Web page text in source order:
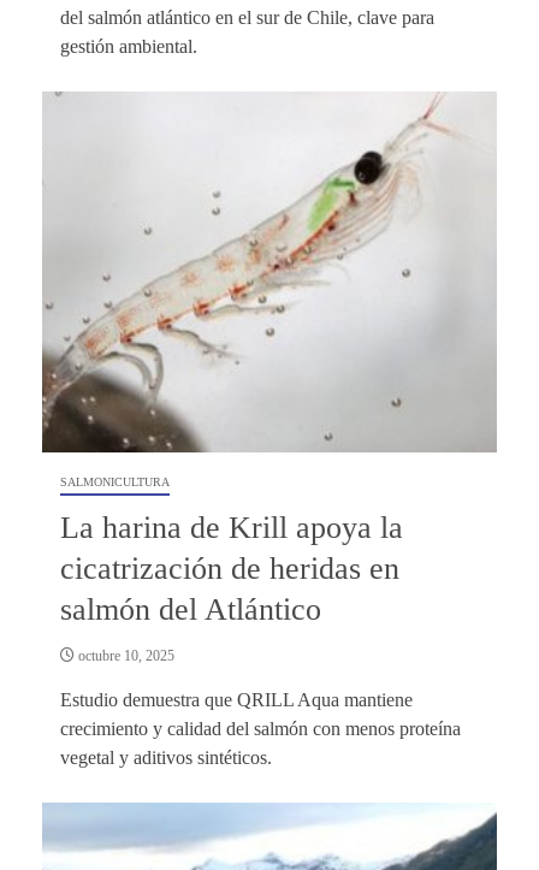
del salmón atlántico en el sur de Chile, clave para
gestión ambiental.
SALMONICULTURA
La harina de Krill apoya la
cicatrización de heridas en
salmón del Atlántico
octubre 10, 2025
Estudio demuestra que QRILL Aqua mantiene
crecimiento y calidad del salmón con menos proteína
vegetal y aditivos sintéticos.